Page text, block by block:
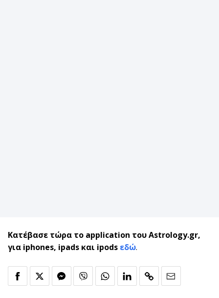
Κατέβασε τώρα το application του Astrology.gr,
για iphones, ipads και ipods εδώ.